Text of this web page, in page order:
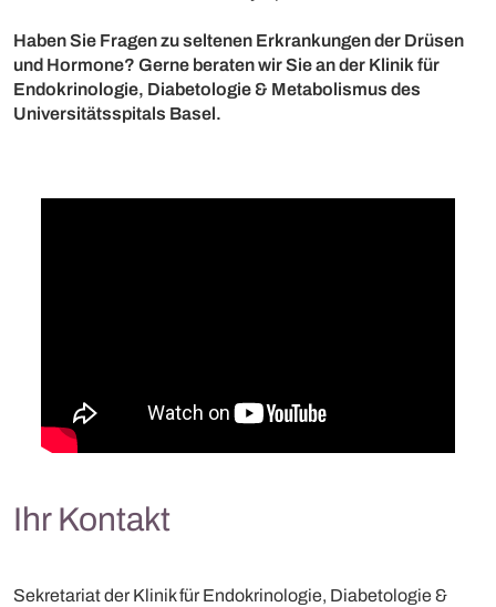
Haben Sie Fragen zu seltenen Erkrankungen der Drüsen
und Hormone? Gerne beraten wir Sie an der Klinik für
Endokrinologie, Diabetologie & Metabolismus des
Universitätsspitals Basel.
Ihr Kontakt
Sekretariat der Klinik für Endokrinologie, Diabetologie &